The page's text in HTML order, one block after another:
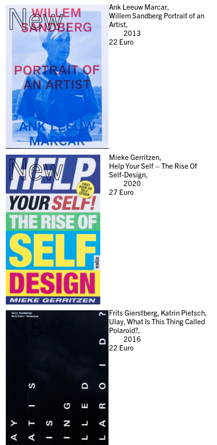
New
Ank Leeuw Marcar,
Willem Sandberg Portrait of an
Artist,
2013
22 Euro
New
Mieke Gerritzen,
Help Your Self – The Rise Of
Self-Design,
2020
27 Euro
New
Frits Gierstberg, Katrin Pietsch,
Ulay, What Is This Thing Called
Polaroid?,
2016
22 Euro